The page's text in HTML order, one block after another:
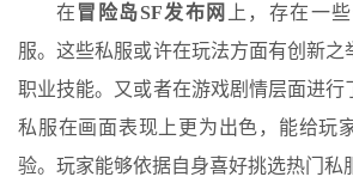
在 冒险岛SF发布网
上，存在一
服。这些私服或许在玩法方面有创新之
职业技能。又或者在游戏剧情层面进行
私服在画面表现上更为出色，能给玩
验。玩家能够依据自身喜好挑选热门私